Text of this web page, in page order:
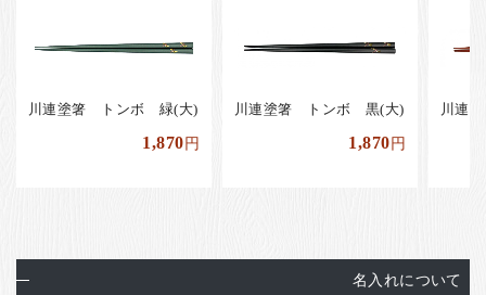
川連塗箸 トンボ 緑(大)
1,870円
川連塗箸 トンボ 黒(大)
1,870円
川連
名入れについて